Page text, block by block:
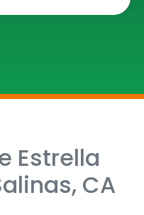
Estrella
CA